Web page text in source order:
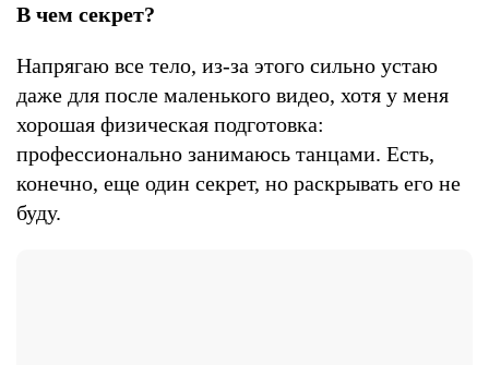
В чем секрет?
Напрягаю все тело, из-за этого сильно устаю
даже для после маленького видео, хотя у меня
хорошая физическая подготовка:
профессионально занимаюсь танцами. Есть,
конечно, еще один секрет, но раскрывать его не
буду.